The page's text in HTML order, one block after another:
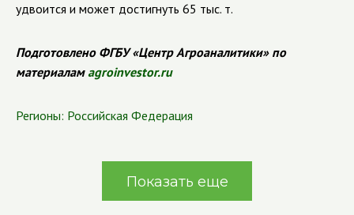
удвоится и может достигнуть 65 тыс. т.
Подготовлено ФГБУ «Центр Агроаналитики» по
материаламagroinvestor.ru
Регионы: Российская Федерация
Показать еще